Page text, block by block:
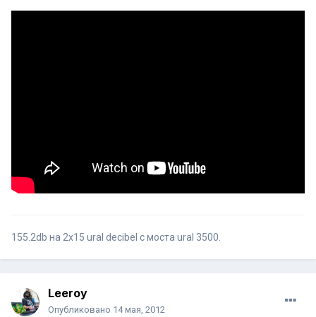
155.2db на 2x15 ural decibel с моста ural 3500.
Leeroy
Опубликовано 14 мая, 2012